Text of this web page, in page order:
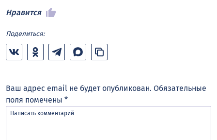
Нравится
Поделиться:
Ваш адрес email не будет опубликован. Обязательные
поля помечены *